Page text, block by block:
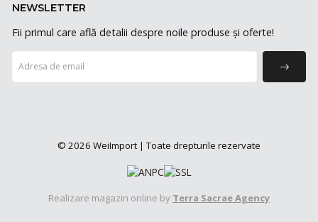
NEWSLETTER
Fii primul care află detalii despre noile produse și oferte!
© 2026 WeiImport | Toate drepturile rezervate
Realizare magazin online by Terra Sacrae Agency